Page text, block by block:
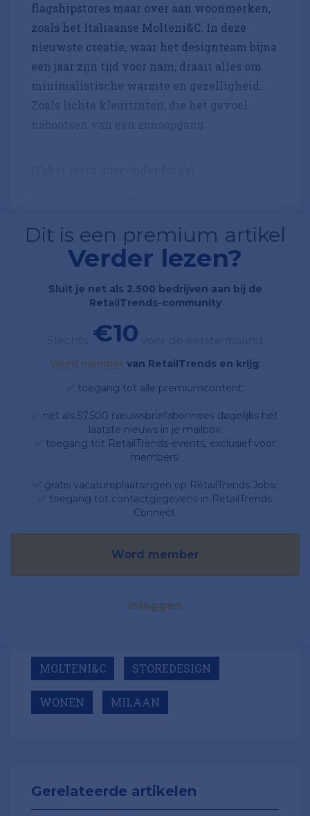
flagshipstores maar over aan woonmerken,
zoals het Italiaanse Molteni&C. In deze
nieuwste creatie, waar het designteam bijna
een jaar zijn tijd voor nam, draait alles om
minimalistische warmte en gezelligheid.
Zoals lichte kleurtinten, die het gevoel
Dit is een premium artikel
Verder lezen?
Sluit je net als 2.500 bedrijven aan bij de
RetailTrends-community
€10
Word member van RetailTrends en krijg;
✅ toegang tot alle premiumcontent;
✅ net als 57.500 nieuwsbriefabonnees dagelijks het
laatste nieuws in je mailbox;
✅ toegang tot RetailTrends-events, exclusief voor
members.
✅ gratis vacatureplaatsingen op RetailTrends Jobs;
✅ toegang tot contactgegevens in RetailTrends
Connect.
Word member
Inloggen
MOLTENI&C STOREDESIGN
WONEN MILAAN
Gerelateerde artikelen